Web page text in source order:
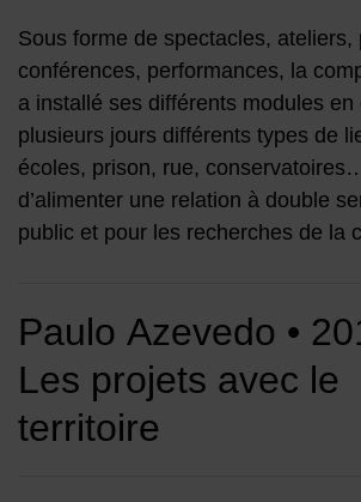
Sous forme de spectacles, ateliers,
conférences, performances, la
a installé ses différents modules en
plusieurs jours différents types de
écoles, prison, rue,
d’alimenter une relation à double
public et pour les recherches de la
Paulo Azevedo •
Les projets avec le
territoire